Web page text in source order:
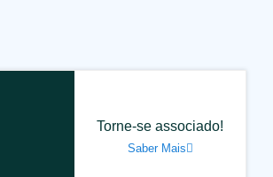
Torne-se associado!
Saber Mais